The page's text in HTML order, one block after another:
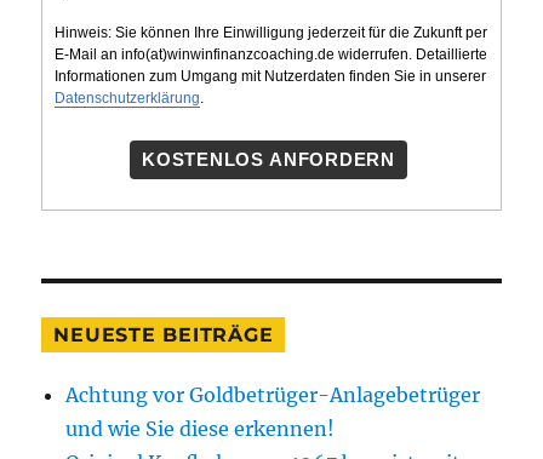
Hinweis: Sie können Ihre Einwilligung jederzeit für die Zukunft per
E-Mail an info(at)winwinfinanzcoaching.de widerrufen. Detaillierte
Informationen zum Umgang mit Nutzerdaten finden Sie in unserer
Datenschutzerklärung.
KOSTENLOS ANFORDERN
NEUESTE BEITRÄGE
Achtung vor Goldbetrüger-Anlagebetrüger
und wie Sie diese erkennen!